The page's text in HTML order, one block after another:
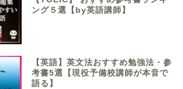
ング５選【by英語講師】
【英語】英文法おすすめ勉強法・参
考書5選【現役予備校講師が本音で
語る】